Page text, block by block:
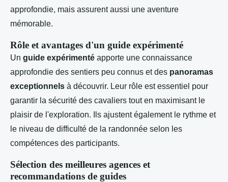
approfondie, mais assurent aussi une aventure
mémorable.
Rôle et avantages d'un guide expérimenté
Un guide expérimenté apporte une connaissance
approfondie des sentiers peu connus et des panoramas
exceptionnels à découvrir. Leur rôle est essentiel pour
garantir la sécurité des cavaliers tout en maximisant le
plaisir de l'exploration. Ils ajustent également le rythme et
le niveau de difficulté de la randonnée selon les
compétences des participants.
Sélection des meilleures agences et
recommandations de guides